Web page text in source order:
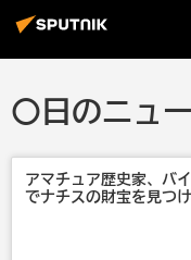
〇日のニュ
アマチュア歴史家、バ
でナチスの財宝を見つけ